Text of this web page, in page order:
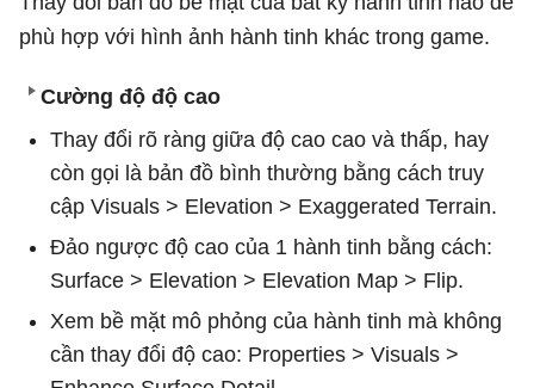
phù hợp với hình ảnh hành tinh khác trong game.
Cường độ độ cao
Thay đổi rõ ràng giữa độ cao cao và thấp, hay
còn gọi là bản đồ bình thường bằng cách truy
cập Visuals > Elevation > Exaggerated Terrain.
Đảo ngược độ cao của 1 hành tinh bằng cách:
Surface > Elevation > Elevation Map > Flip.
Xem bề mặt mô phỏng của hành tinh mà không
cần thay đổi độ cao: Properties > Visuals >